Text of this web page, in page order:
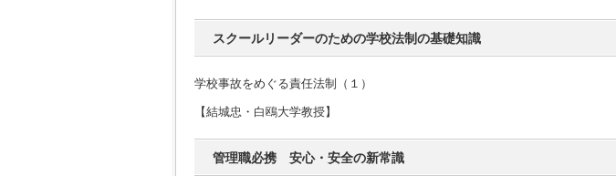
スクールリーダーのための学校法制の基礎知識
学校事故をめぐる責任法制（１）
【結城忠・白鴎大学教授】
管理職必携 安心・安全の新常識